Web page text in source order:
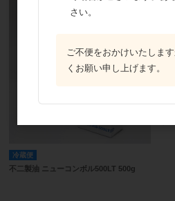
冷蔵便
不二製油 ニューコンボル500LT 500g
さい。
ご不便をおかけいたしま
くお願い申し上げます。